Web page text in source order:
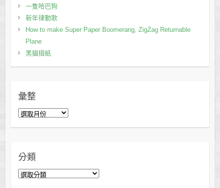
一隻哈巴狗
新年律動歌
How to make Super Paper Boomerang, ZigZag Returnable
Plane
黑貓摺紙
彙整
彙
分類
分